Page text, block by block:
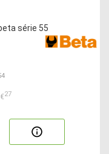
série 55
27